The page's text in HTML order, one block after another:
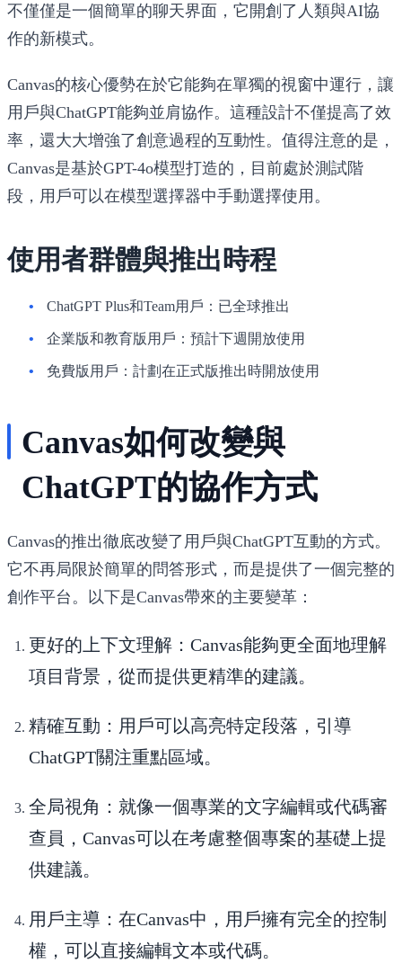
不僅僅是一個簡單的聊天界面，它開創了人類與AI協
作的新模式。
Canvas的核心優勢在於它能夠在單獨的視窗中運行，讓
用戶與ChatGPT能夠並肩協作。這種設計不僅提高了效
率，還大大增強了創意過程的互動性。值得注意的是，
Canvas是基於GPT-4o模型打造的，目前處於測試階
段，用戶可以在模型選擇器中手動選擇使用。
使用者群體與推出時程
ChatGPT Plus和Team用戶：已全球推出
企業版和教育版用戶：預計下週開放使用
免費版用戶：計劃在正式版推出時開放使用
Canvas如何改變與
ChatGPT的協作方式
Canvas的推出徹底改變了用戶與ChatGPT互動的方式。
它不再局限於簡單的問答形式，而是提供了一個完整的
創作平台。以下是Canvas帶來的主要變革：
更好的上下文理解 ：Canvas能夠更全面地理解
項目背景，從而提供更精準的建議。
精確互動 ：用戶可以高亮特定段落，引導
ChatGPT關注重點區域。
全局視角 ：就像一個專業的文字編輯或代碼審
查員，Canvas可以在考慮整個專案的基礎上提
供建議。
用戶主導 ：在Canvas中，用戶擁有完全的控制
權，可以直接編輯文本或代碼。